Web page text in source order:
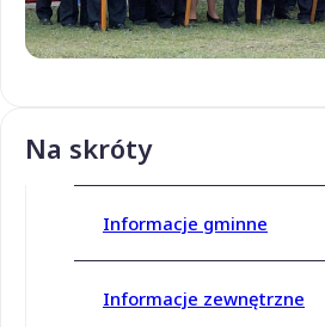
Na skróty
Informacje gminne
Informacje zewnętrzne